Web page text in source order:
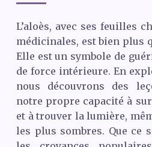
L’aloès, avec ses feuilles
médicinales, est bien plus
Elle est un symbole de
de force intérieure. En
nous découvrons des
notre propre capacité à
et à trouver la lumière,
les plus sombres. Que ce